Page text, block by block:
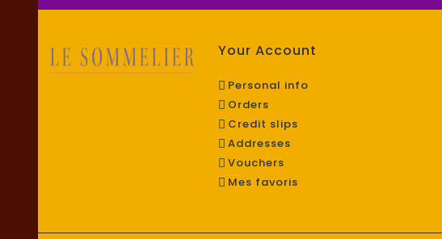
Your Account
Personal info
Orders
Credit slips
Addresses
Vouchers
Mes favoris